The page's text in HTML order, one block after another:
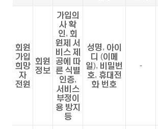
회원
가입
희망
자
전원
회원
정보
가입의
사 확
인, 회
원제 서
비스 제
공에 따
른 식별
인증,
서비스
부정이
용 방지
등
성명, 아이
디 (이메
일), 비밀번
호, 휴대전
화 번호
-